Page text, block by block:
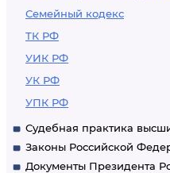
Семейный кодекс
ТК РФ
УИК РФ
УК РФ
УПК РФ
Судебная практика
Законы Российской
Документы Президента